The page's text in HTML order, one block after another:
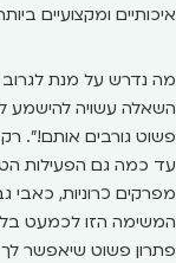
איכותיים ומקצועיים
מה נדרש על מנת לגרוב
השאלה עשויה להישמע
פשוט גורבים אותם!".
עד כמה גם הפעילות
מפרקים כרוניות, כאבי
המשימה הזו לכמעט
פתרון פשוט שיאפשר